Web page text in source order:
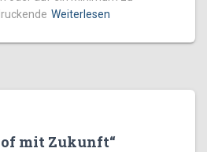
Weiterlesen
mit Zukunft“